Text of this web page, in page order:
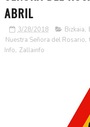
ABRIL
3/28/2018 Bizkaia,
Nuestra Señora del Rosario,
Info, Zallainfo